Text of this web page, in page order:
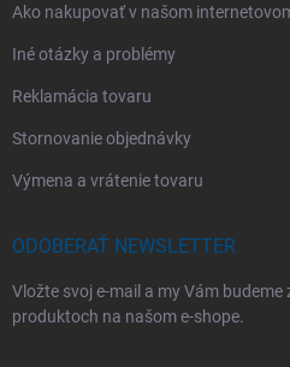
Ako nakupovať v našom
Iné otázky a problémy
Reklamácia tovaru
Stornovanie objednávky
Výmena a vrátenie tovaru
ODOBERAŤ NEWSLETTER
Vložte svoj e-mail a my Vám
produktoch na našom e-shope.